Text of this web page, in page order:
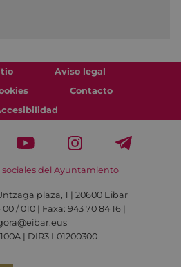
Aviso legal
Contacto
sociales del Ayuntamiento
plaza, 1 | 20600 Eibar
/ 010 | Faxa: 943 70 84 16 |
| DIR3 L01200300